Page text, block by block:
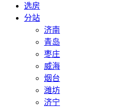
选房
分站
济南
青岛
枣庄
威海
烟台
潍坊
济宁